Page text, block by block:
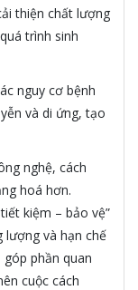
thiện chất lượng
trình sinh
nguy cơ bệnh
và di ứng, tạo
nghệ, cách
hoá hơn.
kiệm – bảo vệ”
lượng và hạn chế
phần quan
cuộc cách